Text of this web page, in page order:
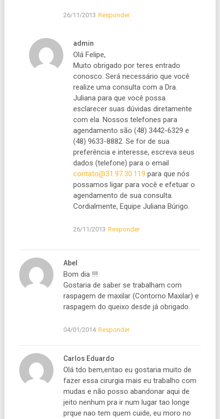
26/11/2013 Responder
admin
Olá Felipe,
Muito obrigado por teres entrado
conosco. Será necessário que você
realize uma consulta com a Dra.
Juliana para que você possa
esclarecer suas dúvidas diretamente
com ela. Nossos telefones para
agendamento são (48) 3442-6329 e
(48) 9633-8882. Se for de sua
preferência e interesse, escreva seus
dados (telefone) para o email
contato@31.97.30.119 para que nós
possamos ligar para você e efetuar o
agendamento de sua consulta.
Cordialmente, Equipe Juliana Búrigo.
26/11/2013 Responder
Abel
Bom dia !!!
Gostaria de saber se trabalham com
raspagem de maxilar (Contorno Maxilar) e
raspagem do queixo desde já obrigado.
04/01/2014 Responder
Carlos Eduardo
Olá tdo bem,entao eu gostaria muito de
fazer essa cirurgia mais eu trabalho com
mudas e não posso abandonar aqui de
jeito nenhum pra ir num lugar tao longe
prque nao tem quem cuide, eu moro no